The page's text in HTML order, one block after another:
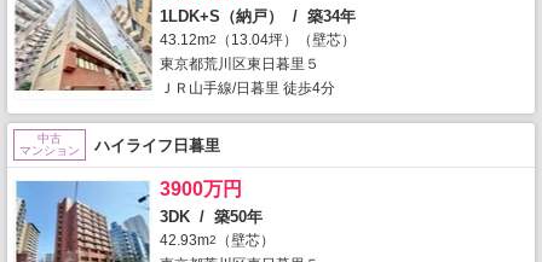
1LDK+S（納戸） / 築34年
43.12m2
（13.04坪）（壁芯）
東京都荒川区東日暮里５
ＪＲ山手線/日暮里 徒歩4分
中古
マンション
ハイライフ日暮里
3900万円
3DK / 築50年
42.93m2
（壁芯）